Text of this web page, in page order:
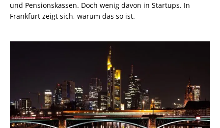
und Pensionskassen. Doch wenig davon in Startups. In
Frankfurt zeigt sich, warum das so ist.